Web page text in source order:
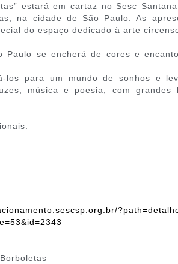
estará em cartaz no Sesc
na cidade de São Paulo. As
do espaço dedicado à arte
Paulo se encherá de cores e
los para um mundo de sonhos e
música e poesia, com grandes